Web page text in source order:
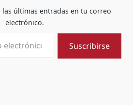
las últimas entradas en tu correo
electrónico.
Suscribirse